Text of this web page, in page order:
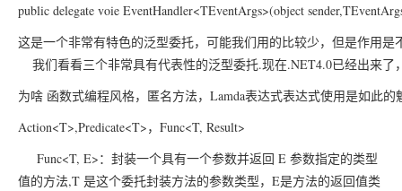
public delegate voie EventHandler<TEventArgs>(object
这是一个非常有特色的泛型委托，可能我们用的比较少，但是作用是
我们看看三个非常具有代表性的泛型委托.现在.NET4.0已经出来
为啥 函数式编程风格，匿名方法，Lamda表达式表达式使用是如此
Action<T>,Predicate<T>，Func<T, Result>
Func<T, E>：封装一个具有一个参数并返回 E 参数指定的类型
值的方法,T 是这个委托封装方法的参数类型，E是方法的返回值类